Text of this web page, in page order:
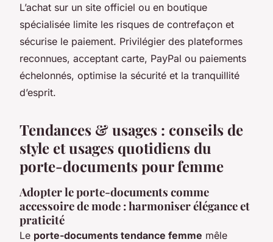
L’achat sur un site officiel ou en boutique
spécialisée limite les risques de contrefaçon et
sécurise le paiement. Privilégier des plateformes
reconnues, acceptant carte, PayPal ou paiements
échelonnés, optimise la sécurité et la tranquillité
d’esprit.
Tendances & usages : conseils de
style et usages quotidiens du
porte-documents pour femme
Adopter le porte-documents comme
accessoire de mode : harmoniser élégance et
praticité
Le porte-documents tendance femme mêle